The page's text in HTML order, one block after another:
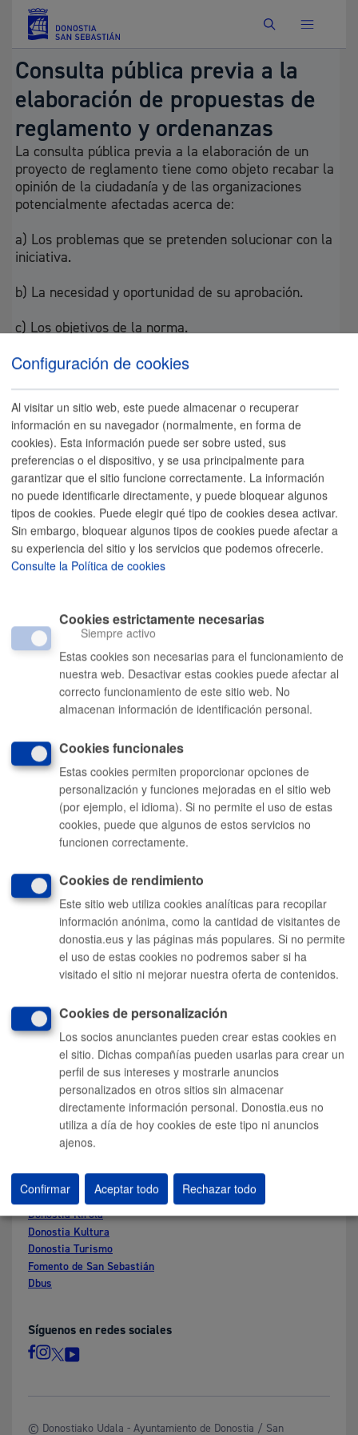
Buscar
Consulta pública previa a la
elaboración de propuestas de
reglamento y ordenanzas
La consulta pública previa a la elaboración de un
proyecto de reglamento tiene como objeto recabar la
opinión de la ciudadanía y de las organizaciones
potencialmente afectadas acerca de:
a) Los problemas que se pretenden solucionar con la
iniciativa.
b) La necesidad y oportunidad de su aprobación.
c) Los objetivos de la norma.
d) Las posibles soluciones alternativas regulatorias y
Aquí se encuentra la documentación necesaria sobre
las futuras normativas, así como de los cuatro
aspectos específicos antes señalados, de manera que
la ciudadanía y las organizaciones puedan tener la
información suficiente para hacer las aportaciones
que consideren oportunas. El plazo para dichas
aportaciones será de 15 días hábiles y se realizarán
a través de este espacio web.
Listado de propuestas de
reglamentos y ordenanzas en
Consulta Pública
Propuesta de aprobación de un
nuevo reglamento de depósito,
custodia y devolución de los
San Sebastián
aportaciones
hasta el
11/08/2026
Comunícate con el Ayuntamiento de Donostia / San
Sebastián
(gratuito desde Donostia / San Sebastián)
(+34) 943 481 000
Enlaces útiles
Ofertas de empleo
Perfil del contratante
Sede electrónica
Mapas - GeoDonostia
Sala de prensa
Mapa web
Otras páginas web corporativas
Donostia Kirola
Donostia Kultura
Donostia Turismo
Fomento de San Sebastián
Dbus
Síguenos en redes sociales
© Donostiako Udala - Ayuntamiento de Donostia / San
Configuración de cookies
Al visitar un sitio web, este puede almacenar o recuperar
información en su navegador (normalmente, en forma de
cookies). Esta información puede ser sobre usted, sus
preferencias o el dispositivo, y se usa principalmente para
garantizar que el sitio funcione correctamente. La información
no puede identificarle directamente, y puede bloquear algunos
tipos de cookies. Puede elegir qué tipo de cookies desea activar.
Sin embargo, bloquear algunos tipos de cookies puede afectar a
su experiencia del sitio y los servicios que podemos ofrecerle.
Consulte la Política de cookies
Cookies estrictamente necesarias
Siempre activo
Estas cookies son necesarias para el funcionamiento de
nuestra web. Desactivar estas cookies puede afectar al
correcto funcionamiento de este sitio web. No
almacenan información de identificación personal.
Cookies funcionales
Estas cookies permiten proporcionar opciones de
personalización y funciones mejoradas en el sitio web
(por ejemplo, el idioma). Si no permite el uso de estas
cookies, puede que algunos de estos servicios no
funcionen correctamente.
Cookies de rendimiento
Este sitio web utiliza cookies analíticas para recopilar
información anónima, como la cantidad de visitantes de
donostia.eus y las páginas más populares. Si no permite
el uso de estas cookies no podremos saber si ha
visitado el sitio ni mejorar nuestra oferta de contenidos.
Cookies de personalización
Los socios anunciantes pueden crear estas cookies en
el sitio. Dichas compañías pueden usarlas para crear un
perfil de sus intereses y mostrarle anuncios
personalizados en otros sitios sin almacenar
directamente información personal. Donostia.eus no
utiliza a día de hoy cookies de este tipo ni anuncios
ajenos.
Rechazar todo
Confirmar Aceptar todo